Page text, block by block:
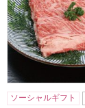
ソーシャルギフト